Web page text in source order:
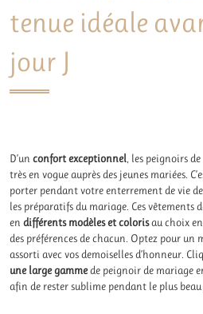
tenue idéale
jour J
D’un confort exceptionnel , les peignoirs
très en vogue auprès des jeunes mariées.
porter pendant votre enterrement de vie
les préparatifs du mariage. Ces vêtements
endifférents modèles et colorisau choix
des préférences de chacun. Optez pour un
assorti avec vos demoiselles d’honneur.
une large gammede peignoir de mariage
afin de rester sublime pendant le plus